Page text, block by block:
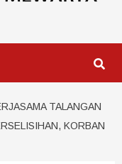
TALANGAN
KORBAN